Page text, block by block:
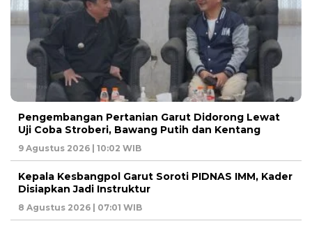
Pengembangan Pertanian Garut Didorong Lewat
Uji Coba Stroberi, Bawang Putih dan Kentang
9 Agustus 2026 | 10:02 WIB
Kepala Kesbangpol Garut Soroti PIDNAS IMM, Kader
Disiapkan Jadi Instruktur
8 Agustus 2026 | 07:01 WIB